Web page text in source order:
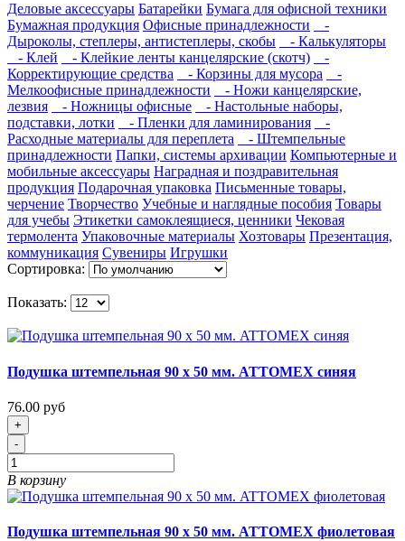
Деловые аксессуары Батарейки Бумага для офисной техники
Бумажная продукция Офисные принадлежности
-
Дыроколы, степлеры, антистеплеры, скобы
- Калькуляторы
- Клей
- Клейкие ленты канцелярские (скотч)
-
Корректирующие средства
- Корзины для мусора
-
Мелкоофисные принадлежности
- Ножи канцелярские,
лезвия
- Ножницы офисные
- Настольные наборы,
подставки, лотки
- Пленки для ламинирования
-
Расходные материалы для переплета
- Штемпельные
принадлежности Папки, системы архивации Компьютерные и
мобильные аксессуары Наградная и поздравительная
продукция Подарочная упаковка Письменные товары,
черчение Творчество Учебные и наглядные пособия Товары
для учебы Этикетки самоклеящиеся, ценники Чековая
термолента Упаковочные материалы Хозтовары Презентация,
коммуникация Сувениры Игрушки
Сортировка:
Показать:
Подушка штемпельная 90 х 50 мм. ATTOMEX синяя
76.00 руб
+
-
В корзину
Подушка штемпельная 90 х 50 мм. ATTOMEX фиолетовая